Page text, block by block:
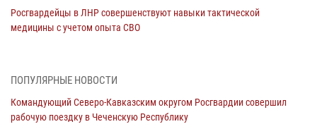
Росгвардейцы в ЛНР совершенствуют навыки тактической
медицины с учетом опыта СВО
Росгвардейцы обеспечили безопасность «Поезда Победы» в
08 августа 2026, 07:00
ПОПУЛЯРНЫЕ НОВОСТИ
Командующий Северо-Кавказским округом Росгвардии совершил
рабочую поездку в Чеченскую Республику